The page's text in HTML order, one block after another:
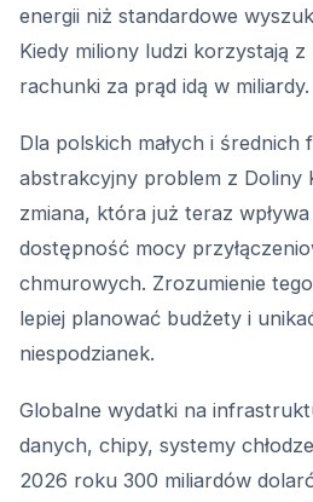
energii niż standardowe
Kiedy miliony ludzi korzystają z
rachunki za prąd idą w miliardy.
Dla polskich małych i średnich
abstrakcyjny problem z Doliny
zmiana, która już teraz
dostępność mocy
chmurowych. Zrozumienie
lepiej planować budżety i
niespodzianek.
Globalne wydatki na
danych, chipy, systemy
2026 roku 300 miliardów